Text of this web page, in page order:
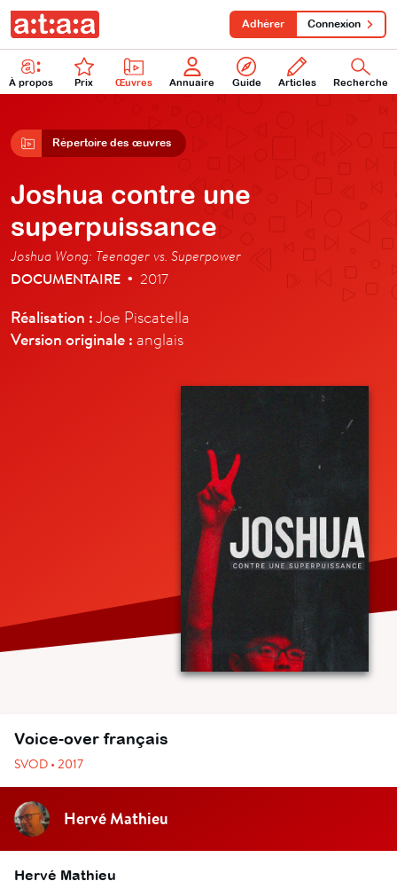
À propos Prix Œuvres Annuaire Guide Articles Recherche
Adhérer Connexion
Répertoire des œuvres
Joshua contre une
superpuissance
Joshua Wong: Teenager vs. Superpower
DOCUMENTAIRE • 2017
Réalisation :Joe Piscatella
Version originale : anglais
Voice-over français
SVOD • 2017
Hervé Mathieu
Hervé Mathieu